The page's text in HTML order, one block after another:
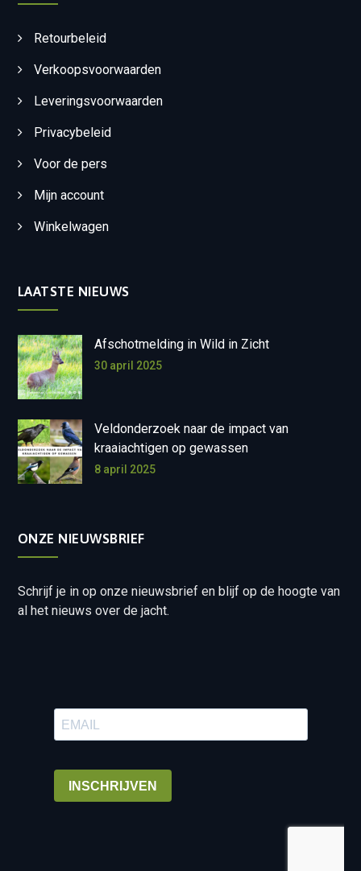
Retourbeleid
Verkoopsvoorwaarden
Leveringsvoorwaarden
Privacybeleid
Voor de pers
Mijn account
Winkelwagen
LAATSTE NIEUWS
Afschotmelding in Wild in Zicht
30 april 2025
Veldonderzoek naar de impact van
kraaiachtigen op gewassen
8 april 2025
ONZE NIEUWSBRIEF
Schrijf je in op onze nieuwsbrief en blijf op de hoogte van
al het nieuws over de jacht.